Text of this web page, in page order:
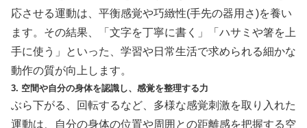
応させる運動は、平衡感覚や巧緻性(手先の器用さ)を養い
ます。その結果、「文字を丁寧に書く」「ハサミや箸を上
手に使う」といった、学習や日常生活で求められる細かな
動作の質が向上します。
3. 空間や自分の身体を認識し、感覚を整理する力
ぶら下がる、回転するなど、多様な感覚刺激を取り入れた
運動は、自分の身体の位置や周囲との距離感を把握する空